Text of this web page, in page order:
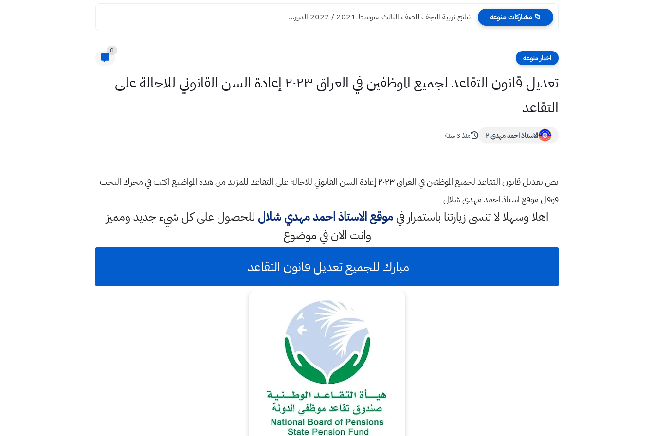
📁 مشاركات منوعه نتائج تربية النجف للصف الثالث متوسط 2021 / 2022 الدور...
اخبار منوعه
0
تعديل قانون التقاعد لجميع الموظفين في العراق ٢٠٢٣ إعادة السن القانوني للاحالة على
التقاعد
الاستاذ احمد مهدي ٢ منذ 3 سنة
نص تعديل قانون التقاعد لجميع الموظفين في العراق ٢٠٢٣ إعادة السن القانوني للاحالة على التقاعد للمزيد من هذه المواضيع اكتب في محرك البحث
قوقل موقع استاذ احمد مهدي شلال
اهلا وسهلالا تنسى زيارتنا باستمرار فيموقع الاستاذ احمد مهدي شلال للحصول على كل شيء جديد ومميز
وانت الان في موضوع
مبارك للجميع تعديل قانون التقاعد